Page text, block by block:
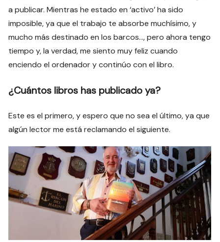
a publicar. Mientras he estado en ‘activo’ ha sido
imposible, ya que el trabajo te absorbe muchísimo, y
mucho más destinado en los barcos…, pero ahora tengo
tiempo y, la verdad, me siento muy feliz cuando
enciendo el ordenador y continúo con el libro.
¿Cuántos libros has publicado ya?
Este es el primero, y espero que no sea el último, ya que
algún lector me está reclamando el siguiente.